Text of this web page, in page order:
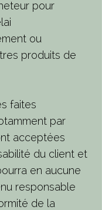
pour
ou
produits de
faites
par
acceptées
du client et
en aucune
responsable
de la